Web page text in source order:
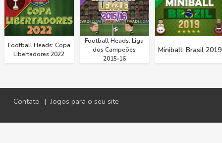
Football Heads: Copa
Libertadores 2022
Football Heads: Liga
dos Campeões
2015‑16
Miniball: Brasil 2019
Contato | Jogos para o seu site